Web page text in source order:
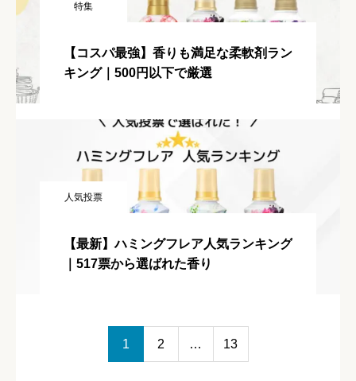
特集
【コスパ最強】香りも満足な柔軟剤ラン
キング｜500円以下で厳選
人気投票
【最新】ハミングフレア人気ランキング
｜517票から選ばれた香り
1 2 … 13